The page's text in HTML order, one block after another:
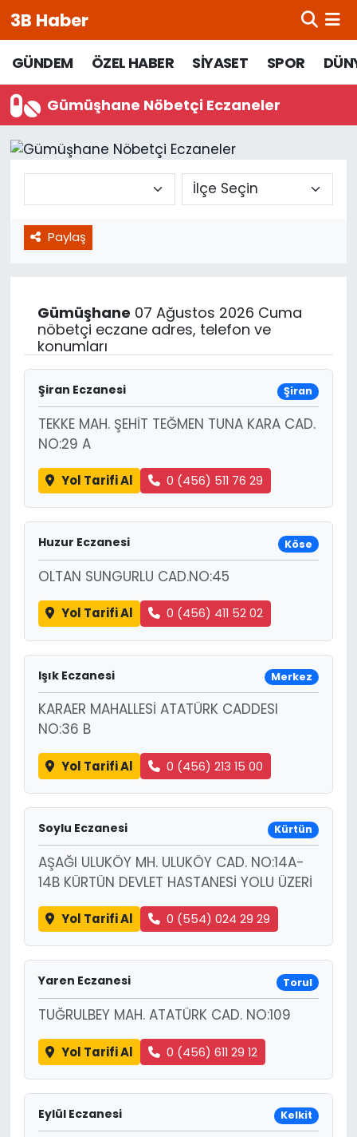
3B Haber
GÜNDEM ÖZEL HABER SİYASET SPOR
Gümüşhane Nöbetçi Eczaneler
Paylaş
Gümüşhane 07 Ağustos 2026 Cuma
nöbetçi eczane adres, telefon ve
konumları
Şiran Eczanesi Şiran
TEKKE MAH. ŞEHİT TEĞMEN TUNA KARA CAD.
NO:29 A
Yol Tarifi Al 0 (456) 511 76 29
Huzur Eczanesi Köse
OLTAN SUNGURLU CAD.NO:45
Yol Tarifi Al 0 (456) 411 52 02
Işık Eczanesi Merkez
KARAER MAHALLESİ ATATÜRK CADDESI
NO:36 B
Yol Tarifi Al 0 (456) 213 15 00
Soylu Eczanesi Kürtün
AŞAĞI ULUKÖY MH. ULUKÖY CAD. NO:14A-
14B KÜRTÜN DEVLET HASTANESİ YOLU ÜZERİ
Yol Tarifi Al 0 (554) 024 29 29
Yaren Eczanesi Torul
TUĞRULBEY MAH. ATATÜRK CAD. NO:109
Yol Tarifi Al 0 (456) 611 29 12
Eylül Eczanesi Kelkit
Beypazarı Hava Durumu
Beypazarı Trafik Yoğunluk Haritası
Süper Lig Puan Durumu ve Fikstür
Son Dakika Haberleri